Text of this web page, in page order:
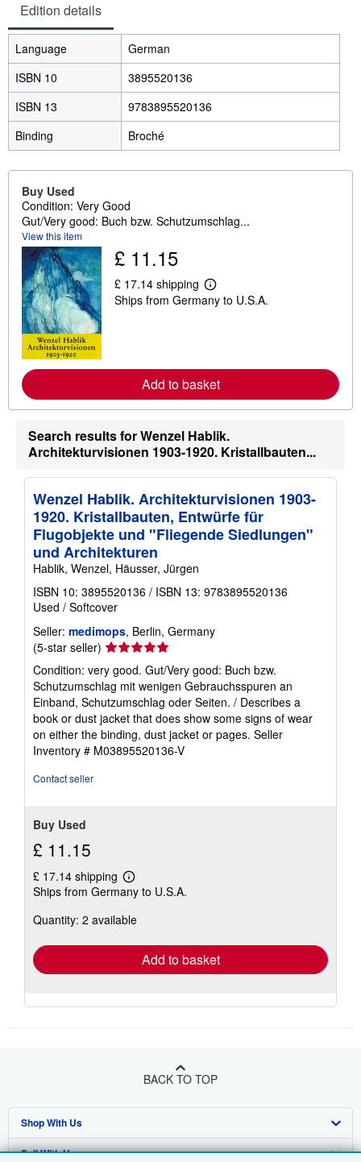
Edition details
Language
German
ISBN 10
3895520136
ISBN 13
9783895520136
Binding
Broché
Buy Used
Condition: Very Good
Gut/Very good: Buch bzw. Schutzumschlag...
View this item
£ 11.15
£ 17.14 shipping
L
e
e
a
b
u
t
s
p
p
i
n
g
e
Ships from Germany to U.S.A.
Add to basket
Search results for Wenzel Hablik.
Architekturvisionen 1903-1920. Kristallbauten...
Wenzel Hablik. Architekturvisionen 1903-
1920. Kristallbauten, Entwürfe für
Flugobjekte und "Fliegende Siedlungen"
und Architekturen
Hablik, Wenzel, Häusser, Jürgen
ISBN 10: 3895520136 / ISBN 13: 9783895520136
Used / Softcover
Seller: medimops, Berlin, Germany
(5-star seller) Seller
5
out
of
5
stars
Condition: very good. Gut/Very good: Buch bzw.
Schutzumschlag mit wenigen Gebrauchsspuren an
Einband, Schutzumschlag oder Seiten. / Describes a
book or dust jacket that does show some signs of wear
on either the binding, dust jacket or pages. Seller
Inventory # M03895520136-V
Contact seller
Buy Used
£ 11.15
£ 17.14 shipping
Learn
more
shipping
Ships from Germany to U.S.A.
Quantity: 2 available
Add to basket
BACK TO TOP
Shop With Us
Advanced Search
Sell With Us